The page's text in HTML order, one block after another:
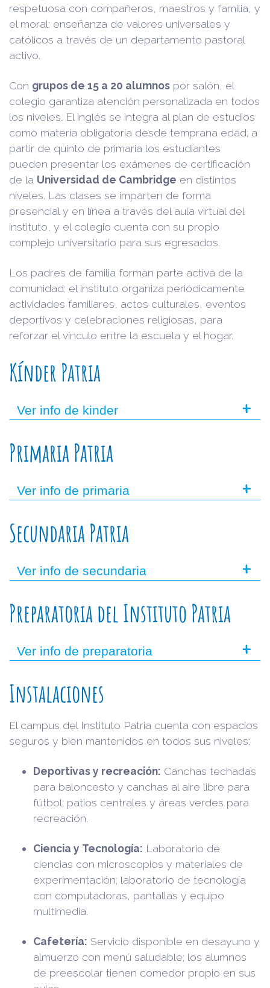
respetuosa con compañeros, maestros y familia, y
el moral: enseñanza de valores universales y
católicos a través de un departamento pastoral
activo.
Con grupos de 15 a 20 alumnos por salón, el
colegio garantiza atención personalizada en todos
los niveles. El inglés se integra al plan de estudios
como materia obligatoria desde temprana edad; a
partir de quinto de primaria los estudiantes
pueden presentar los exámenes de certificación
de la Universidad de Cambridge en distintos
niveles. Las clases se imparten de forma
presencial y en línea a través del aula virtual del
instituto, y el colegio cuenta con su propio
complejo universitario para sus egresados.
Los padres de familia forman parte activa de la
comunidad: el instituto organiza periódicamente
actividades familiares, actos culturales, eventos
deportivos y celebraciones religiosas, para
reforzar el vínculo entre la escuela y el hogar.
Kínder Patria
Ver info de kinder +
Primaria Patria
Ver info de primaria +
Secundaria Patria
Ver info de secundaria +
Preparatoria del Instituto Patria
Ver info de preparatoria +
Instalaciones
El campus del Instituto Patria cuenta con espacios
seguros y bien mantenidos en todos sus niveles:
Deportivas y recreación: Canchas techadas
para baloncesto y canchas al aire libre para
fútbol; patios centrales y áreas verdes para
recreación.
Ciencia y Tecnología: Laboratorio de
ciencias con microscopios y materiales de
experimentación; laboratorio de tecnología
con computadoras, pantallas y equipo
multimedia.
Cafetería: Servicio disponible en desayuno y
almuerzo con menú saludable; los alumnos
de preescolar tienen comedor propio en sus